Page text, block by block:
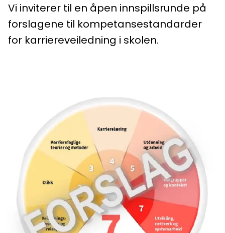
Vi inviterer til en åpen innspillsrunde på
forslagene til kompetansestandarder
for karriereveiledning i skolen.